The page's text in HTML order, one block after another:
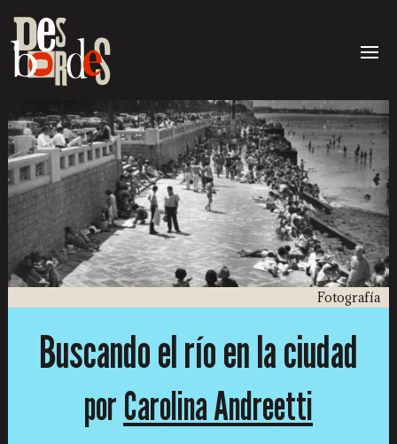
Fotografía
Buscando el río en la ciudad
porCarolina Andreetti